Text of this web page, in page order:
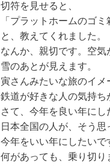
切符を見せると、
「プラットホームのゴ
と、教えてくれました。
なんか、親切です。空
雪のあとが見えます。
寅さんみたいな旅のイメ
鉄道が好きな人の気持ち
さて、今年を良い年にし
日本全国の人が、そう思
今年をいい年にしたいで
何があっても、乗り切り